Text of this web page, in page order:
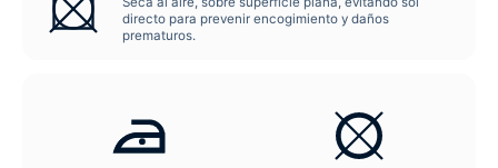
directo para prevenir encogimiento y daños
prematuros.